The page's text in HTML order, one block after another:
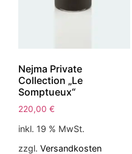
Nejma Private
Collection „Le
Somptueux“
220,00 €
inkl. 19 % MwSt.
zzgl. Versandkosten